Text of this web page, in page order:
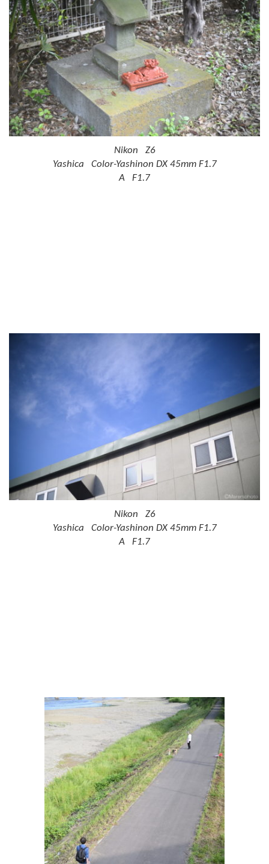
Nikon Z6
Yashica Color-Yashinon DX 45mm F1.7
A F1.7
Nikon Z6
Yashica Color-Yashinon DX 45mm F1.7
A F1.7